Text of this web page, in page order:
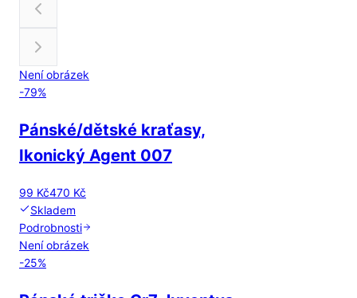
Není obrázek
-79%
Pánské/dětské kraťasy,
Ikonický Agent 007
99 Kč470 Kč
Skladem
Podrobnosti
Není obrázek
-25%